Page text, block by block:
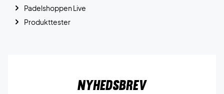
Padelshoppen Live
Produkttester
Nyhedsbrev